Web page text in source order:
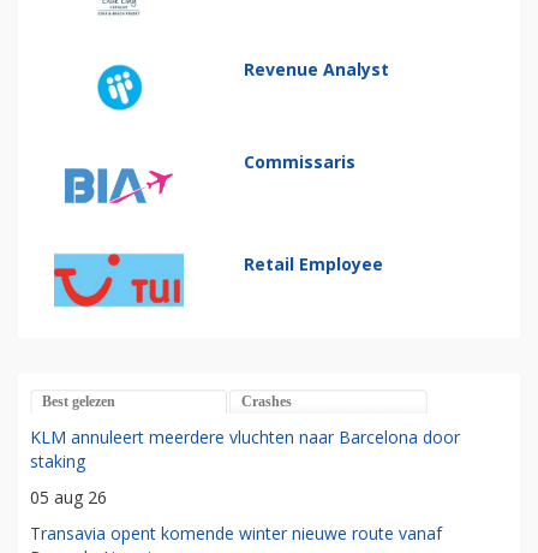
Revenue Analyst
Commissaris
Retail Employee
Best gelezen Crashes
KLM annuleert meerdere vluchten naar Barcelona door
staking
05 aug 26
Transavia opent komende winter nieuwe route vanaf